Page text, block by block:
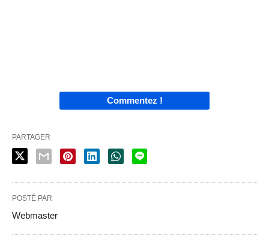
Commentez !
PARTAGER
POSTÉ PAR
Webmaster